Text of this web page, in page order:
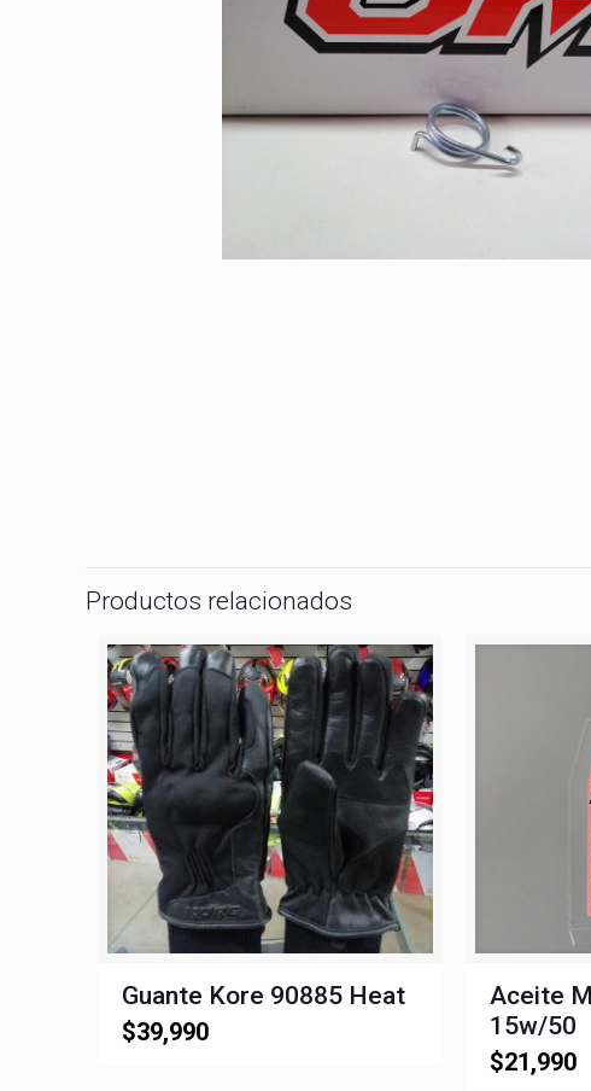
Productos relacionados
Guante Kore 90885 Heat
$39,990
Aceite
15w/50
$21,990